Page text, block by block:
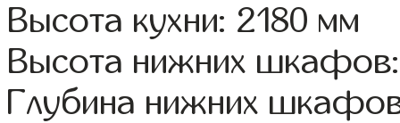
Высота кухни: 2180 мм
Высота нижних
Глубина нижних